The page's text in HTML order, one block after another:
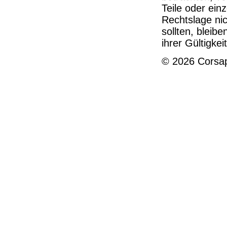
Teile oder
Rechtslage
sollten,
ihrer
© 2026